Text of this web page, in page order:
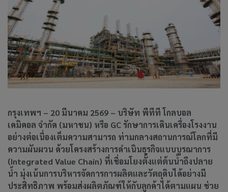
กรุงเทพฯ – 20 มีนาคม 2569 – บริษัท พีทีที โกลบอล
เคมิคอล จำกัด (มหาชน) หรือ GC รักษาการเดินเครื่องโรงงาน
อย่างต่อเนื่องเต็มความสามารถ ท่ามกลางสถานการณ์โลกที่มี
ความผันผวน ด้วยโครงสร้างการดำเนินธุรกิจแบบบูรณาการ
(Integrated Value Chain) ที่เชื่อมโยงตั้งแต่ต้นน้ำถึงปลาย
น้ำ มุ่งเน้นการบริหารจัดการการผลิตและวัตถุดิบได้อย่างมี
ประสิทธิภาพ พร้อมส่งผลิตภัณฑ์ให้กับลูกค้าได้ตามแผน ช่วย